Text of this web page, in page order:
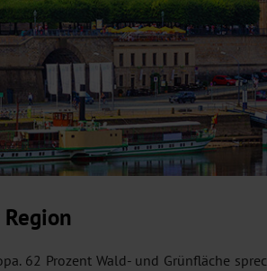
62 Prozent Wald- und Grünfläche